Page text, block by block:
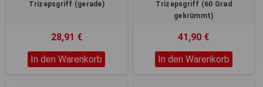
Trizepsgriff (gerade)
28,91 €
In den Warenkorb
Trizepsgriff (60 Grad
gekrümmt)
41,90 €
In den Warenkorb